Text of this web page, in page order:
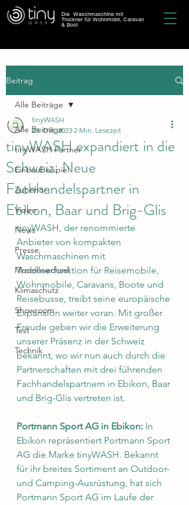
Die Waschmaschine mit
Trockner für Wohnmobil, Caravan
& Boot
Beitrag
Alle Beiträge
tinyWASH Partner
Einbaubeispiel
Zubehör
Video
News
Presse
Modellwechsel
Klimaschutz
Showroom
Test
Technik
Alle Beiträge
tinyWASH expandiert in die
Schweiz: Neue
Fachhandelspartner in
Ebikon, Baar und Brig-Glis
tinyWASH
25. Okt. 2023 2 Min. Lesezeit
tinyWASH, der renommierte
Anbieter von kompakten
Waschmaschinen mit
Trocknerfunktion für Reisemobile,
Wohnmobile, Caravans, Boote und
Reisebusse, treibt seine europäische
Expansion weiter voran. Mit großer
Freude geben wir die Erweiterung
unserer Präsenz in der Schweiz
bekannt, wo wir nun auch durch die
Partnerschaften mit drei führenden
Fachhandelspartnern in Ebikon, Baar
und Brig-Glis vertreten ist.
Portmann Sport AG in Ebikon: In
Ebikon repräsentiert Portmann Sport
AG die Marke tinyWASH. Bekannt
für ihr breites Sortiment an Outdoor-
und Camping-Ausrüstung, hat sich
Portmann Sport AG im Laufe der